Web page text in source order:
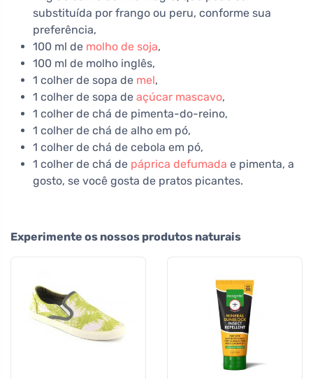
substituída por frango ou peru, conforme sua
preferência,
100 ml de molho de soja,
100 ml de molho inglês,
1 colher de sopa de mel,
1 colher de sopa de açúcar mascavo,
1 colher de chá de pimenta-do-reino,
1 colher de chá de alho em pó,
1 colher de chá de cebola em pó,
1 colher de chá de páprica defumada e pimenta, a
gosto, se você gosta de pratos picantes.
Experimente os nossos produtos naturais